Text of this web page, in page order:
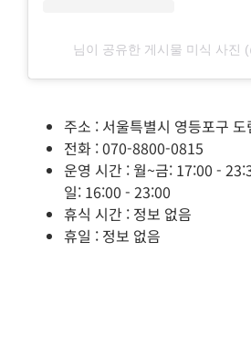
님이 공유한 게시물 미식 사진
주소 : 서울특별시 영등포구
전화 : 070-8800-0815
운영 시간 : 월~금: 17:00 -
일: 16:00 - 23:00
휴식 시간 : 정보 없음
휴일 : 정보 없음